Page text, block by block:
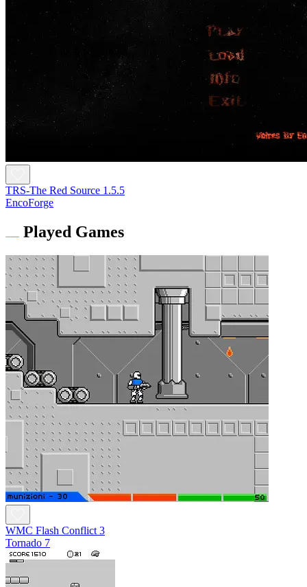
TRS-The Red Source 1.5.5
EncoForge
Played Games
WMC Flash Conflict 3
Tornado 7